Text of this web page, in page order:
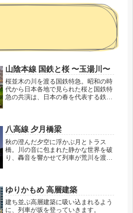
山陰本線 国鉄と桜 〜玉湯川〜
桜並木の川を渡る国鉄特急。昭和の時
代から日本各地で見られた桜と国鉄特
急の共演は、日本の春を代表する鉄道
八高線 夕月橋梁
秋の澄んだ夕空に浮かぶ月とトラス
橋。川の音に包まれた静かな世界を破
り、轟音を響かせて列車が荒川を渡っ
ゆりかもめ 高層建築
建ち並ぶ高層建築に吸い込まれるよう
に、列車が坂を登っていきます。